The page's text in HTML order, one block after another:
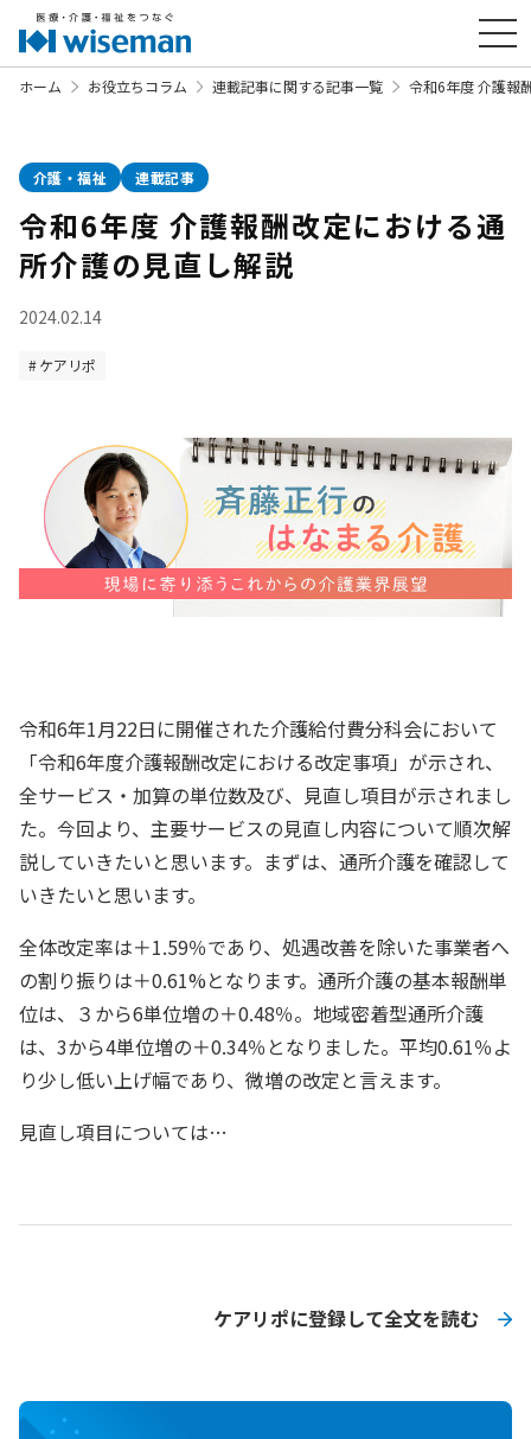
ホーム お役立ちコラム 連載記事に関する記事一覧 令和6年度 介護報
介護・福祉 連載記事
令和6年度 介護報酬改定における通
所介護の見直し解説
2024.02.14
ケアリポ
令和6年1月22日に開催された介護給付費分科会において
「令和6年度介護報酬改定における改定事項」が示され、
全サービス・加算の単位数及び、見直し項目が示されまし
た。今回より、主要サービスの見直し内容について順次解
説していきたいと思います。まずは、通所介護を確認して
いきたいと思います。
全体改定率は＋1.59％であり、処遇改善を除いた事業者へ
の割り振りは＋0.61%となります。通所介護の基本報酬単
位は、３から6単位増の＋0.48％。地域密着型通所介護
は、3から4単位増の＋0.34％となりました。平均0.61％よ
り少し低い上げ幅であり、微増の改定と言えます。
見直し項目については…
ケアリポに登録して全文を読む